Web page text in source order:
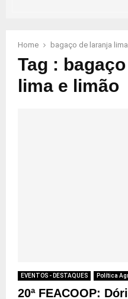
Home bagaço de laranja
Tag :
lima e limão
EVENTOS - DESTAQUES Política
20ª FEACOOP: